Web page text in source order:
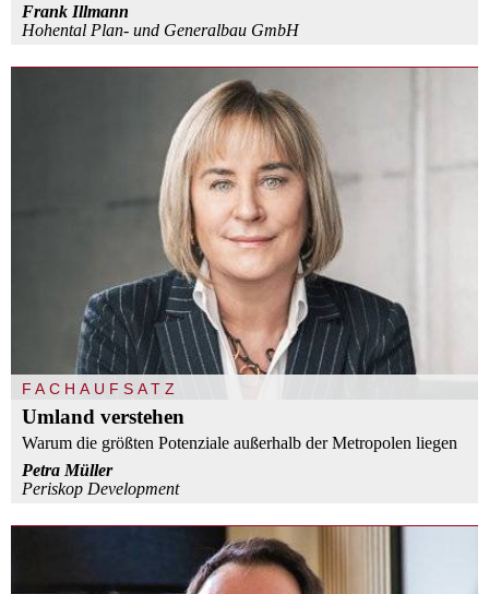
Frank Illmann
Hohental Plan- und Generalbau GmbH
FACHAUFSATZ
Umland verstehen
Warum die größten Potenziale außerhalb der Metropolen liegen
Petra Müller
Periskop Development